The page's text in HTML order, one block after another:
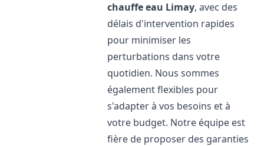
chauffe eau Limay, avec des
délais d'intervention rapides
pour minimiser les
perturbations dans votre
quotidien. Nous sommes
également flexibles pour
s'adapter à vos besoins et à
votre budget. Notre équipe est
fière de proposer des garanties